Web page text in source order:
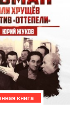
книга